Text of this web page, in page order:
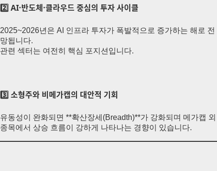
2️⃣ AI·반도체·클라우드 중심의 투자 사이클
2025~2026년은 AI 인프라 투자가 폭발적으로 증가하는 해로 전
망됩니다.
관련 섹터는 여전히 핵심 포지션입니다.
3️⃣ 소형주와 비메가캡의 대안적 기회
유동성이 완화되면 **확산장세(Breadth)**가 강화되며 메가캡 외
종목에서 상승 흐름이 강하게 나타나는 경향이 있습니다.